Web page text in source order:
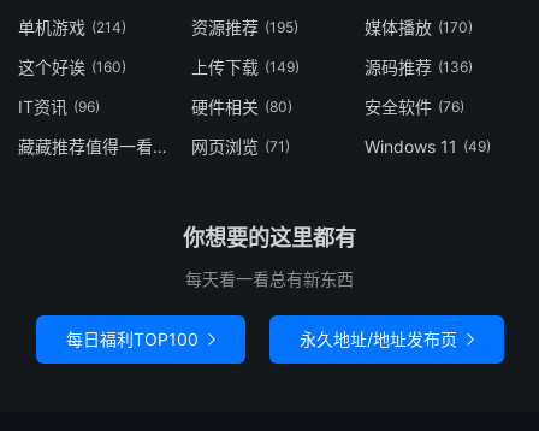
单机游戏 (214) 资源推荐 (195) 媒体播放 (170)
这个好诶 (160) 上传下载 (149) 源码推荐 (136)
IT资讯 (96) 硬件相关 (80) 安全软件 (76)
藏藏推荐值得一看(73) 网页浏览 (71) Windows 11 (49)
你想要的这里都有
每天看一看总有新东西
每日福利TOP100  永久地址/地址发布页 